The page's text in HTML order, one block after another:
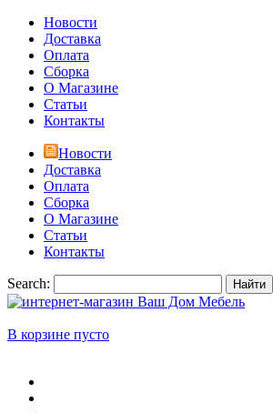
Новости
Доставка
Оплата
Сборка
О Магазине
Статьи
Контакты
Новости
Доставка
Оплата
Сборка
О Магазине
Статьи
Контакты
Search: Найти
В корзине пусто